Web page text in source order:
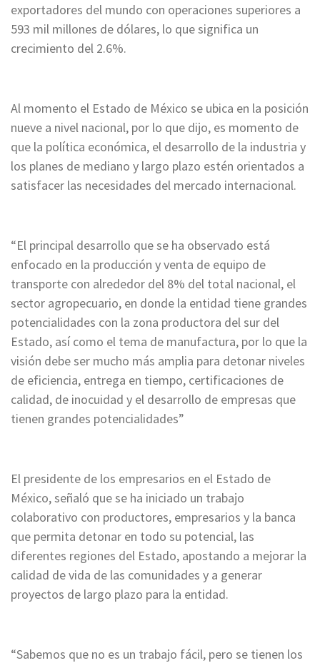
exportadores del mundo con operaciones superiores a
593 mil millones de dólares, lo que significa un
crecimiento del 2.6%.
Al momento el Estado de México se ubica en la posición
nueve a nivel nacional, por lo que dijo, es momento de
que la política económica, el desarrollo de la industria y
los planes de mediano y largo plazo estén orientados a
satisfacer las necesidades del mercado internacional.
“El principal desarrollo que se ha observado está
enfocado en la producción y venta de equipo de
transporte con alrededor del 8% del total nacional, el
sector agropecuario, en donde la entidad tiene grandes
potencialidades con la zona productora del sur del
Estado, así como el tema de manufactura, por lo que la
visión debe ser mucho más amplia para detonar niveles
de eficiencia, entrega en tiempo, certificaciones de
calidad, de inocuidad y el desarrollo de empresas que
tienen grandes potencialidades”
El presidente de los empresarios en el Estado de
México, señaló que se ha iniciado un trabajo
colaborativo con productores, empresarios y la banca
que permita detonar en todo su potencial, las
diferentes regiones del Estado, apostando a mejorar la
calidad de vida de las comunidades y a generar
proyectos de largo plazo para la entidad.
“Sabemos que no es un trabajo fácil, pero se tienen los